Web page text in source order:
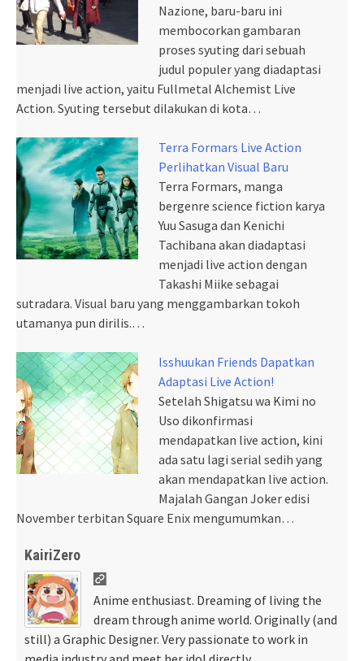
Nazione, baru-baru ini
membocorkan gambaran
proses syuting dari sebuah
judul populer yang diadaptasi
menjadi live action, yaitu Fullmetal Alchemist Live
Action. Syuting tersebut dilakukan di kota…
Terra Formars Live Action
Perlihatkan Visual Baru
Terra Formars, manga
bergenre science fiction karya
Yuu Sasuga dan Kenichi
Tachibana akan diadaptasi
menjadi live action dengan
Takashi Miike sebagai
sutradara. Visual baru yang menggambarkan tokoh
utamanya pun dirilis.…
Isshuukan Friends Dapatkan
Adaptasi Live Action!
Setelah Shigatsu wa Kimi no
Uso dikonfirmasi
mendapatkan live action, kini
ada satu lagi serial sedih yang
akan mendapatkan live action.
Majalah Gangan Joker edisi
November terbitan Square Enix mengumumkan…
KairiZero
Anime enthusiast. Dreaming of living the
dream through anime world. Originally (and
still) a Graphic Designer. Very passionate to work in